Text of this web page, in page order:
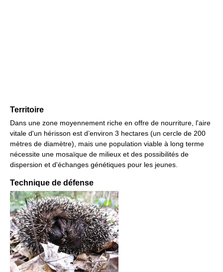
Territoire
Dans une zone moyennement riche en offre de nourriture, l'aire
vitale d'un hérisson est d’environ 3 hectares (un cercle de 200
mètres de diamètre), mais une population viable à long terme
nécessite une mosaïque de milieux et des possibilités de
dispersion et d'échanges génétiques pour les jeunes.
Technique de défense